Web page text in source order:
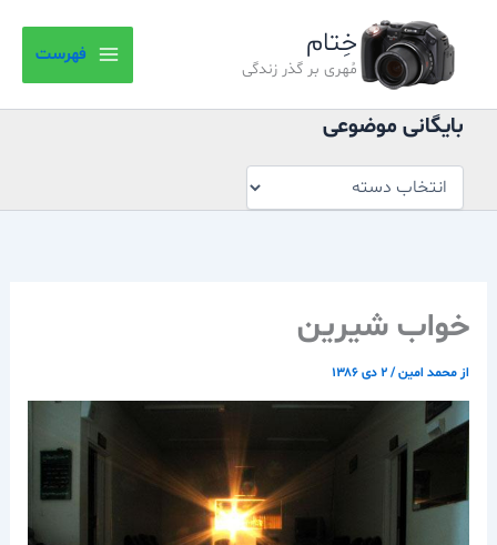
خِتام
مُهری بر گذر زندگی
فهرست
بایگانی موضوعی
موضوعی
خواب شيرين
از محمد امین/۲ دی ۱۳۸۶